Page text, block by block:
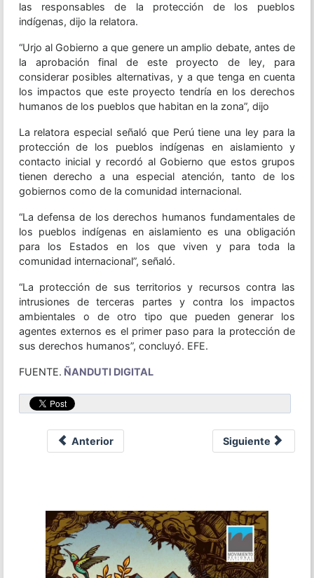
las responsables de la protección de los pueblos
indígenas, dijo la relatora.
“Urjo al Gobierno a que genere un amplio debate, antes de
la aprobación final de este proyecto de ley, para
considerar posibles alternativas, y a que tenga en cuenta
los impactos que este proyecto tendría en los derechos
humanos de los pueblos que habitan en la zona”, dijo
La relatora especial señaló que Perú tiene una ley para la
protección de los pueblos indígenas en aislamiento y
contacto inicial y recordó al Gobierno que estos grupos
tienen derecho a una especial atención, tanto de los
gobiernos como de la comunidad internacional.
“La defensa de los derechos humanos fundamentales de
los pueblos indígenas en aislamiento es una obligación
para los Estados en los que viven y para toda la
comunidad internacional”, señaló.
“La protección de sus territorios y recursos contra las
intrusiones de terceras partes y contra los impactos
ambientales o de otro tipo que pueden generar los
agentes externos es el primer paso para la protección de
sus derechos humanos”, concluyó. EFE.
FUENTE. ÑANDUTI DIGITAL
Anterior Siguiente